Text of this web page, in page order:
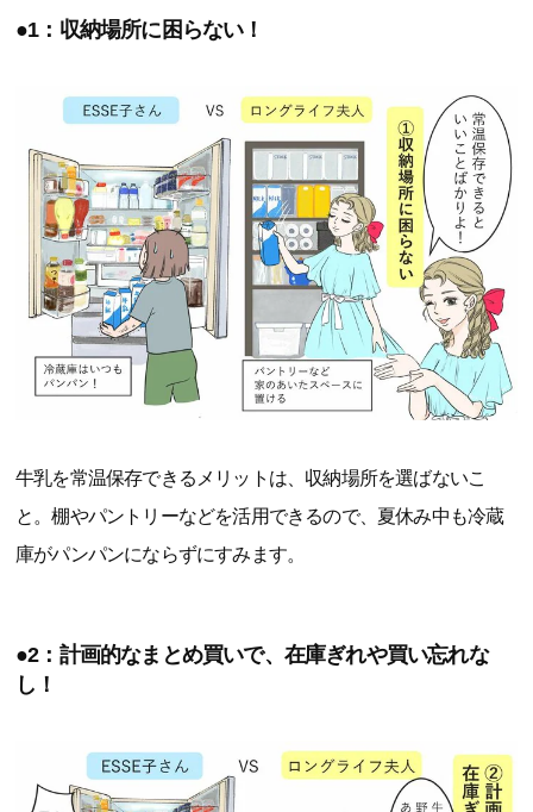
●1：収納場所に困らない！
牛乳を常温保存できるメリットは、収納場所を選ばないこ
と。棚やパントリーなどを活用できるので、夏休み中も冷蔵
庫がパンパンにならずにすみます。
●2：計画的なまとめ買いで、在庫ぎれや買い忘れな
し！